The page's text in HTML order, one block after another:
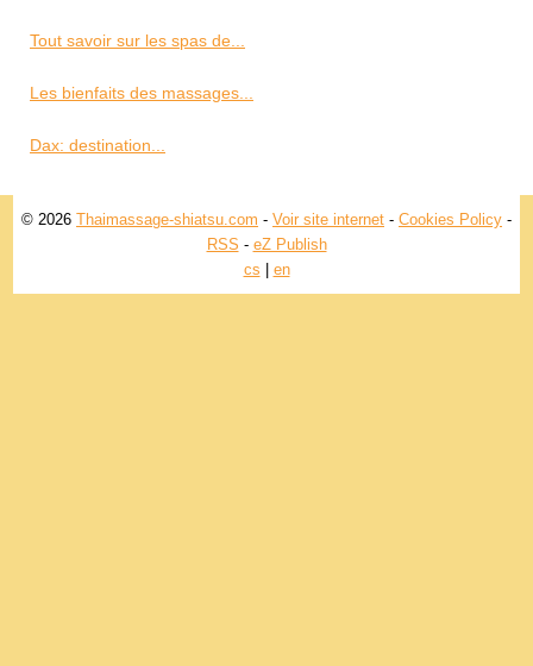
Tout savoir sur les spas de...
Les bienfaits des massages...
Dax: destination...
© 2026 Thaimassage-shiatsu.com - Voir site internet - Cookies Policy -
RSS - eZ Publish
cs
en